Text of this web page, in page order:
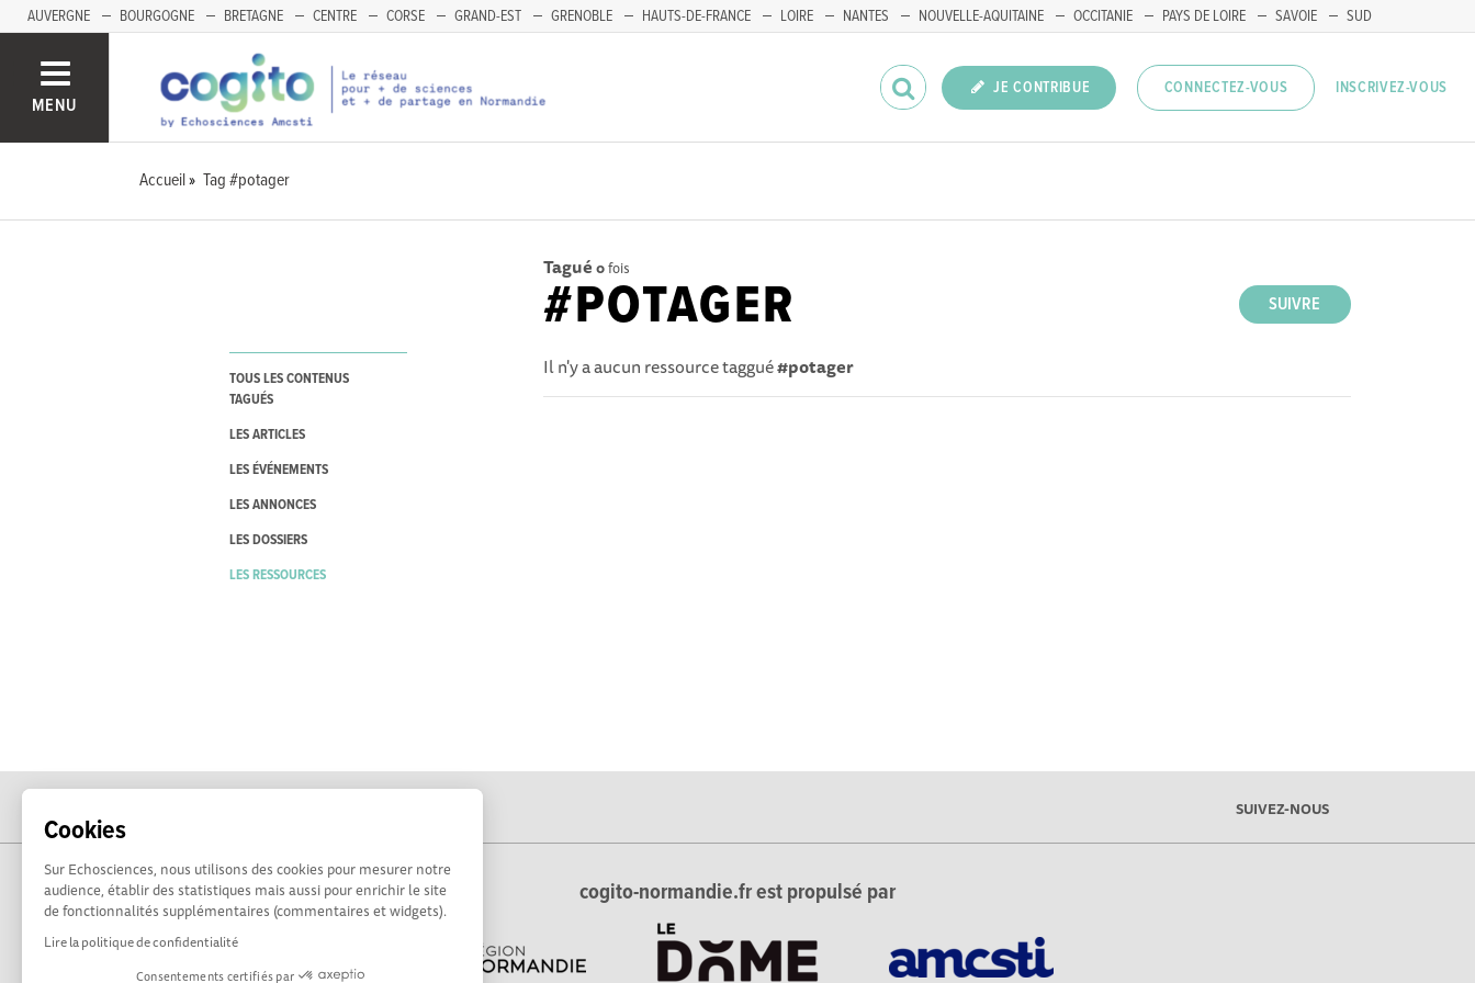
Cookies
Sur Echosciences, nous utilisons des cookies pour mesurer notre
audience, établir des statistiques mais aussi pour enrichir le site
de fonctionnalités supplémentaires (commentaires et widgets).
Lire la politique de confidentialité
Consentements certifiés par
AUVERGNE BOURGOGNE BRETAGNE CENTRE CORSE GRAND-EST GRENOBLE HAUTS-DE-FRANCE LOIRE NANTES NOUVELLE-AQUITAINE OCCITANIE PAYS DE LOIRE SAVOIE SUD
MENU
JE CONTRIBUE CONNECTEZ-VOUS INSCRIVEZ-VOUS
Accueil Tag #potager
TOUS LES CONTENUS
TAGUÉS
LES ARTICLES
LES ÉVÉNEMENTS
LES ANNONCES
LES DOSSIERS
LES RESSOURCES
Tagué 0fois
SUIVRE
#POTAGER
Il n'y a aucun ressource taggué#potager
SUIVEZ-NOUS
cogito-normandie.fr est propulsé par